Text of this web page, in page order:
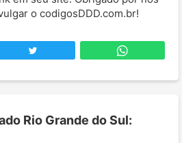
o codigosDDD.com.br!
Rio Grande do Sul: